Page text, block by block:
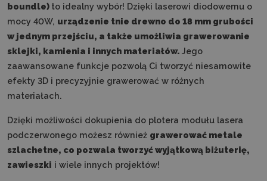
boundle) to idealny wybór! Dzięki laserowi diodowemu o
mocy 40W, urządzenie tnie drewno do 18 mm grubości
w jednym przejściu, a także umożliwia grawerowanie
sklejki, kamienia i innych materiałów. Jego
zaawansowane funkcje pozwolą Ci tworzyć niesamowite
efekty 3D i precyzyjnie grawerować w różnych
materiałach.
Dzięki możliwości dokupienia do plotera modułu lasera
podczerwonego możesz również grawerować metale
szlachetne, co pozwala tworzyć wyjątkową biżuterię,
zawieszki i wiele innych projektów!